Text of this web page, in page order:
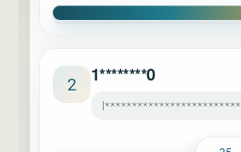
2 1********0